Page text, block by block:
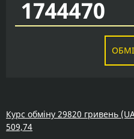
Курс обміну 29820 гривень
509,74